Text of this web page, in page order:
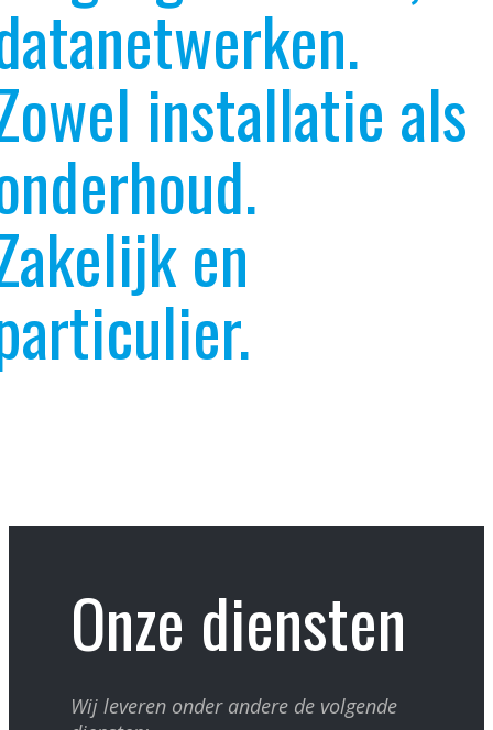
installatie als
en
Onze diensten
Wij leveren onder andere de volgende